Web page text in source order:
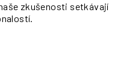
zkušenosti setkávají